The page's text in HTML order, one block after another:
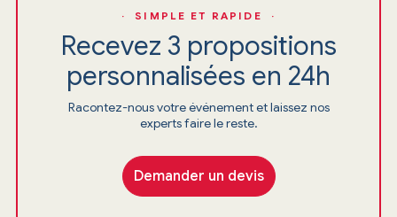
· SIMPLE ET RAPIDE ·
Recevez 3 propositions
personnalisées en 24h
Racontez-nous votre événement et laissez nos
experts faire le reste.
Demander un devis